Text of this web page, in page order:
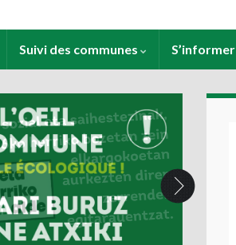
Suivi des communes S’informer